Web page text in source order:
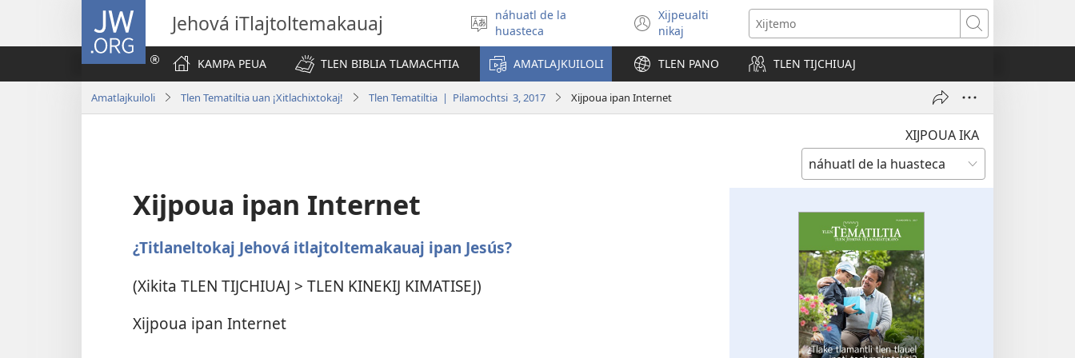
JW.ORG
Jehová iTlajtoltemakauaj
Xitlapejpeni
se
tlajtoli
náhuatl de la
huasteca
Xijpeualti
nikaj(opens
new
window)
Xijtemo
KAMPA PEUA TLEN BIBLIA TLAMACHTIA AMATLAJKUILOLI TLEN PANO TLEN TIJCHIUAJ
Amatlajkuiloli Tlen Tematiltia uan ¡Xitlachixtokaj! Tlen Tematiltia | Pilamochtsi 3, 2017 Xijpoua ipan Internet
XIJPOUA IKA
Xijpoua ipan Internet
¿Titlaneltokaj Jehová itlajtoltemakauaj ipan Jesús?
(Xikita TLEN TIJCHIUAJ > TLEN KINEKIJ KIMATISEJ)
Xijpoua ipan Internet